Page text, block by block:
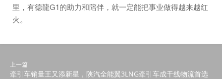
里，有德龍G1的助力和陪伴，就一定能把事业做得越来越红
火。
上一篇
牵引车销量王又添新星，陕汽全能翼3LNG牵引车成干线物流首选